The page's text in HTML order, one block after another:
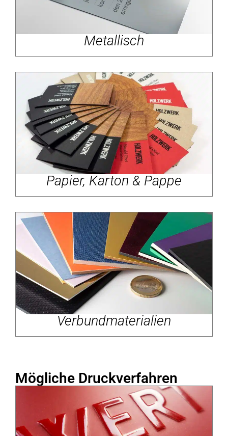
Metallisch
Papier, Karton & Pappe
Verbundmaterialien
Mögliche Druckverfahren